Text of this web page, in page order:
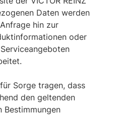
Daten werden
hin zur
oder
Sorge tragen, dass
den geltenden
Bestimmungen